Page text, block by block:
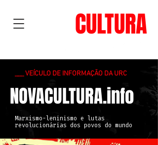
CULTURA
___ VEÍCULO DE INFORMAÇÃO DA URC
NOVACULTURA.info
Marxismo-leninismo e lutas
revolucionárias dos povos do mundo